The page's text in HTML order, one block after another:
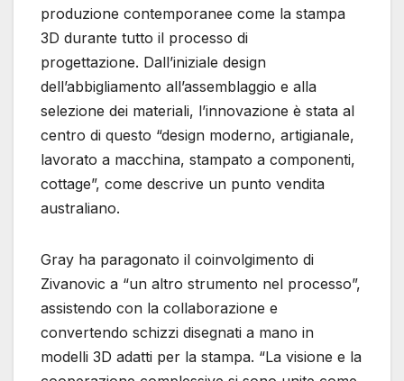
produzione contemporanee come la stampa
3D durante tutto il processo di
progettazione. Dall’iniziale design
dell’abbigliamento all’assemblaggio e alla
selezione dei materiali, l’innovazione è stata al
centro di questo “design moderno, artigianale,
lavorato a macchina, stampato a componenti,
cottage”, come descrive un punto vendita
australiano.
Gray ha paragonato il coinvolgimento di
Zivanovic a “un altro strumento nel processo”,
assistendo con la collaborazione e
convertendo schizzi disegnati a mano in
modelli 3D adatti per la stampa. “La visione e la